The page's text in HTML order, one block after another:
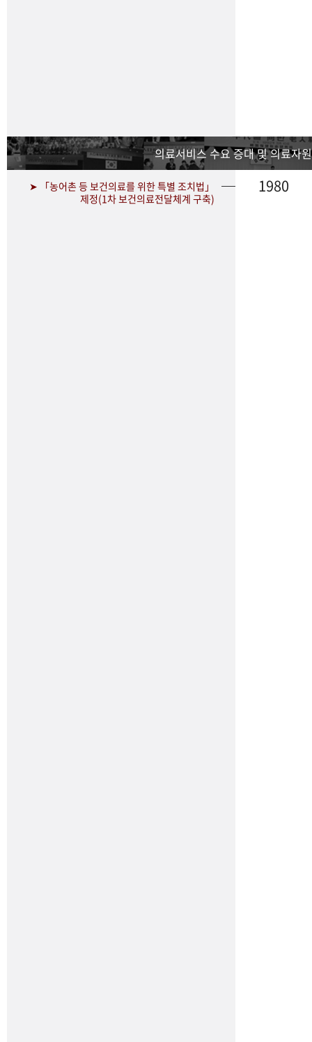
의료서비스 수요 증대 및 의료자
➤ 「농어촌 등 보건의료를 위한 특별 조치법」
제정(1차 보건의료전달체계 구축)
1980